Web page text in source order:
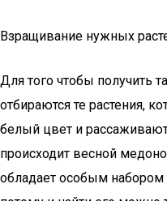
Взращивание нужных
Для того чтобы получить
отбираются те растения,
белый цвет и
происходит весной
обладает особым набором